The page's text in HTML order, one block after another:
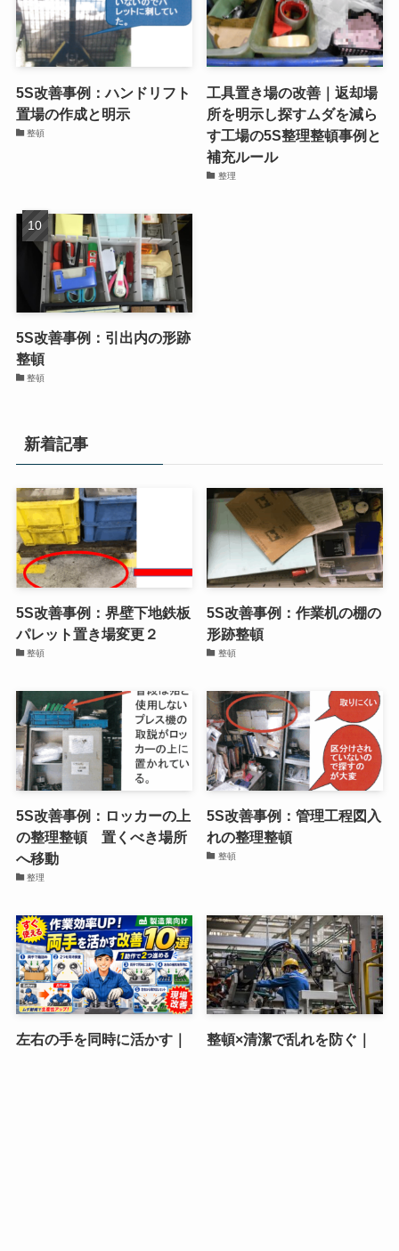
5S改善事例：ハンドリフト
置場の作成と明示
整頓
工具置き場の改善｜返却場
所を明示し探すムダを減ら
す工場の5S整理整頓事例と
補充ルール
整理
5S改善事例：引出内の形跡
整頓
整頓
新着記事
5S改善事例：界壁下地鉄板
パレット置き場変更２
整頓
5S改善事例：作業机の棚の
形跡整頓
整頓
5S改善事例：ロッカーの上
の整理整頓 置くべき場所
へ移動
整理
5S改善事例：管理工程図入
れの整理整頓
整頓
左右の手を同時に活かす｜
整頓×清潔で乱れを防ぐ｜